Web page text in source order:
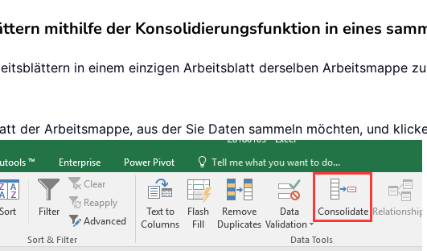
mithilfe der Konsolidierungsfunktion in eines
in einem einzigen Arbeitsblatt derselben Arbeitsmappe
der Arbeitsmappe, aus der Sie Daten sammeln möchten, und